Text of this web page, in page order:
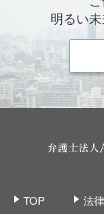
明るい
TOP 法